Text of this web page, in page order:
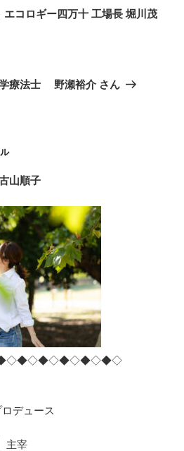
エコロギー四万十 工場長 堀川茂
学療法士 野瀬裕介 さん
山順子
ロデュース
主宰